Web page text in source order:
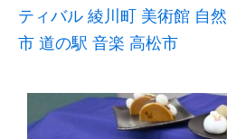
ティバル 綾川町 美術館 自然
市 道の駅 音楽 高松市